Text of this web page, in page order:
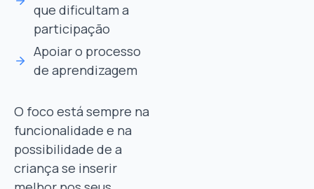
que dificultam a
participação
Apoiar o processo
de aprendizagem
O foco está sempre na
funcionalidade e na
possibilidade de a
criança se inserir